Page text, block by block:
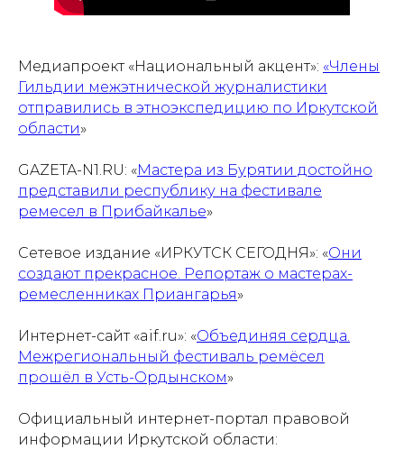
Медиапроект «Национальный акцент»: «Члены
Гильдии межэтнической журналистики
отправились в этноэкспедицию по Иркутской
области»
GAZETA-N1.RU: «Мастера из Бурятии достойно
представили республику на фестивале
ремесел в Прибайкалье»
Сетевое издание «ИРКУТСК СЕГОДНЯ»: «Они
создают прекрасное. Репортаж о мастерах-
ремесленниках Приангарья»
Интернет-сайт «aif.ru»: «Объединяя сердца.
Межрегиональный фестиваль ремёсел
прошёл в Усть-Ордынском»
Официальный интернет-портал правовой
информации Иркутской области: